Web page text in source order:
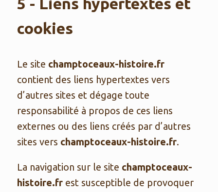
cookies
Le site champtoceaux-histoire.fr
contient des liens hypertextes vers
d’autres sites et dégage toute
responsabilité à propos de ces liens
externes ou des liens créés par d’autres
sites vers champtoceaux-histoire.fr.
La navigation sur le site champtoceaux-
histoire.fr est susceptible de provoquer